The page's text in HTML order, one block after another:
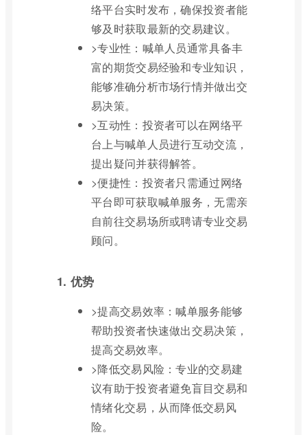
络平台实时发布，确保投资者能
够及时获取最新的交易建议。
>专业性：喊单人员通常具备丰
富的期货交易经验和专业知识，
能够准确分析市场行情并做出交
易决策。
>互动性：投资者可以在网络平
台上与喊单人员进行互动交流，
提出疑问并获得解答。
>便捷性：投资者只需通过网络
平台即可获取喊单服务，无需亲
自前往交易场所或聘请专业交易
顾问。
1. 优势
>提高交易效率：喊单服务能够
帮助投资者快速做出交易决策，
提高交易效率。
>降低交易风险：专业的交易建
议有助于投资者避免盲目交易和
情绪化交易，从而降低交易风
险。